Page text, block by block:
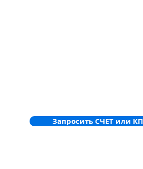
Запросить СЧЕТ или КП